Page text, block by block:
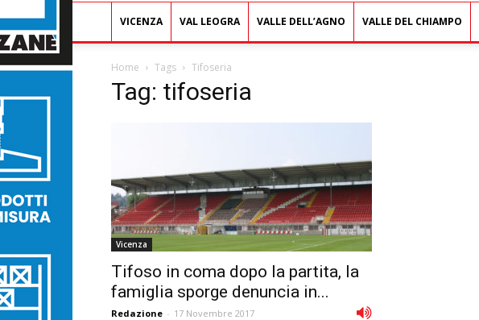
VICENZA VAL LEOGRA VALLE DELL’AGNO VALLE DEL CHIAMPO
Home Tags Tifoseria
Tag: tifoseria
Vicenza
Tifoso in coma dopo la partita, la
famiglia sporge denuncia in...
Redazione - 17 Novembre 2017